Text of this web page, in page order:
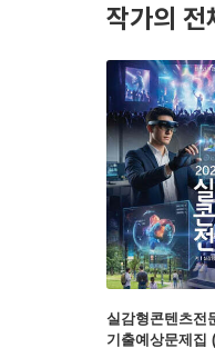
작가의 전
실감형콘텐츠전
기출예상문제집